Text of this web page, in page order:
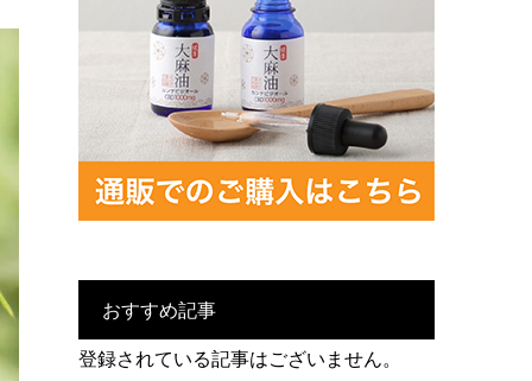
おすすめ記事
登録されている記事はございません。